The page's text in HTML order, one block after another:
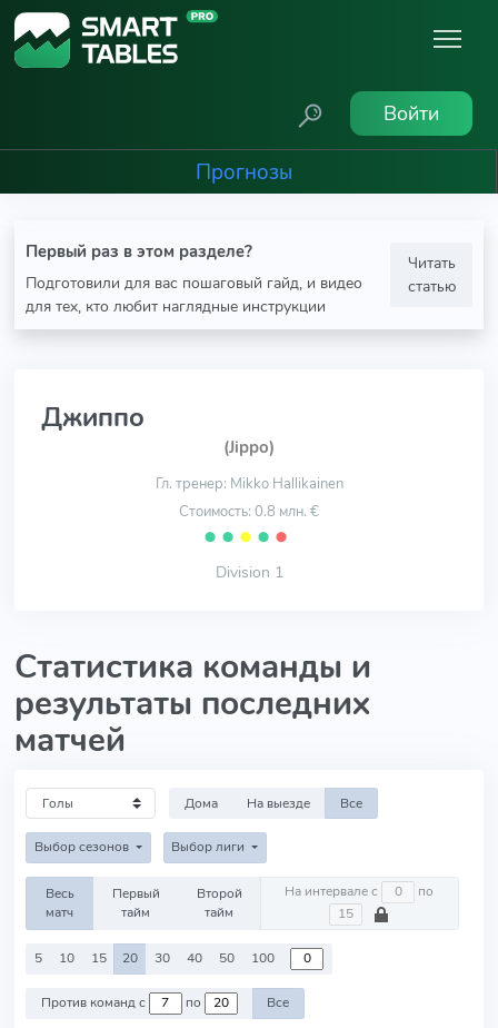
Войти
Прогнозы
Первый раз в этом разделе?
Подготовили для вас пошаговый гайд, и видео
для тех, кто любит наглядные инструкции
Читать
статью
Джиппо
(Jippo)
Гл. тренер: Mikko Hallikainen
Стоимость: 0.8 млн. €
⬤ ⬤ ⬤ ⬤ ⬤
Division 1
Статистика команды и
результаты последних
матчей
Дома На выезде Все
Выбор сезонов Выбор лиги
Весь
матч
Первый
тайм
Второй
тайм
На интервале с по
5 10 15 20 30 40 50 100
Против команд с по Все